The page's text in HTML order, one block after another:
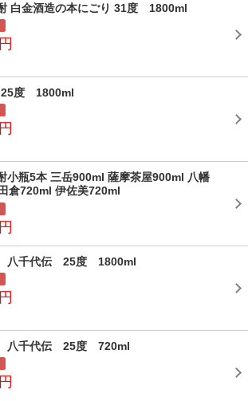
白金酒造の本にごり 31度 1800ml
25度 1800ml
小瓶5本 三岳900ml 薩摩茶屋900ml 八幡
倉720ml 伊佐美720ml
八千代伝 25度 1800ml
八千代伝 25度 720ml